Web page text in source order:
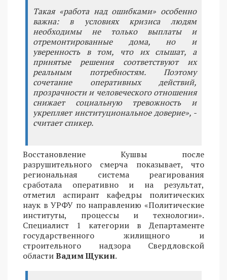
Такая «работа над ошибками» особенно
важна: в условиях кризиса людям
необходимы не только выплаты и
отремонтированные дома, но и
уверенность в том, что их слышат, а
принятые решения соответствуют их
реальным потребностям. Поэтому
сочетание оперативных действий,
прозрачности и человеческого отношения
снижает социальную тревожность и
укрепляет институциональное доверие», -
считает спикер.
Восстановление Кушвы после
разрушительного смерча показывает, что
региональная система реагирования
сработала оперативно и на результат,
отметил аспирант кафедры политических
наук в УРФУ по направлению «Политические
институты, процессы и технологии».
Специалист 1 категории в Департаменте
государственного жилищного и
строительного надзора Свердловской
областиВадим Щукин.